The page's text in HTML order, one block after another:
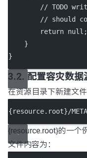
// TODO
// should
        return null;
    }
}
3.2. 配置容灾数据
在资源目录下新建文件
{resource.root}/
{resource.root}的一个
文件内容为：